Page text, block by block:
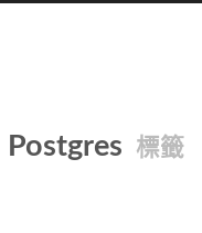
Postgres 標籤